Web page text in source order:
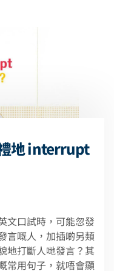
禮地 interrupt
文口試時，可能忽發
言嘅人，加插啲另類
地打斷人哋發言？其
常用句子，就唔會顯